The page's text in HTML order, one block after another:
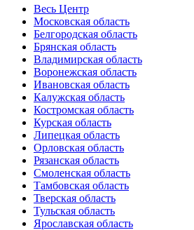
Весь Центр
Московская область
Белгородская область
Брянская область
Владимирская область
Воронежская область
Ивановская область
Калужская область
Костромская область
Курская область
Липецкая область
Орловская область
Рязанская область
Смоленская область
Тамбовская область
Тверская область
Тульская область
Ярославская область